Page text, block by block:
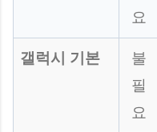
요
갤럭시 기본
불
필
요